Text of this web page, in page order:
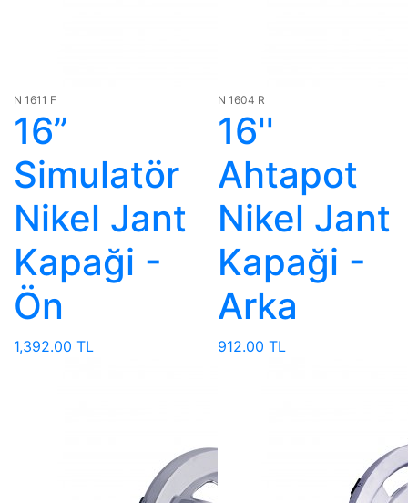
N 1611 F
16”
Simulatör
Nikel Jant
Kapaği -
Ön
1,392.00 TL
N 1604 R
16''
Ahtapot
Nikel Jant
Kapaği -
Arka
912.00 TL